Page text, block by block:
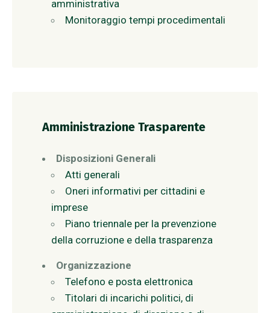
amministrativa
Monitoraggio tempi procedimentali
Amministrazione Trasparente
Disposizioni Generali
Atti generali
Oneri informativi per cittadini e
imprese
Piano triennale per la prevenzione
della corruzione e della trasparenza
Organizzazione
Telefono e posta elettronica
Titolari di incarichi politici, di